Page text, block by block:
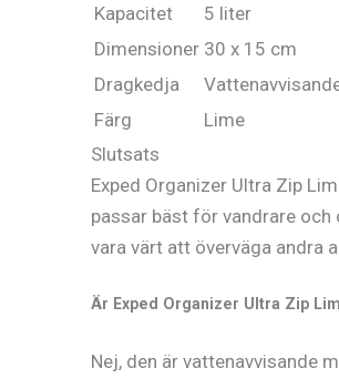
Kapacitet
5 liter
Dimensioner 30 x 15 cm
Dragkedja
Färg
Lime
Slutsats
Exped Organizer Ultra Zip
passar bäst för vandrare
vara värt att överväga andra
Är Exped Organizer Ultra Zip
Nej, den är vattenavvisande